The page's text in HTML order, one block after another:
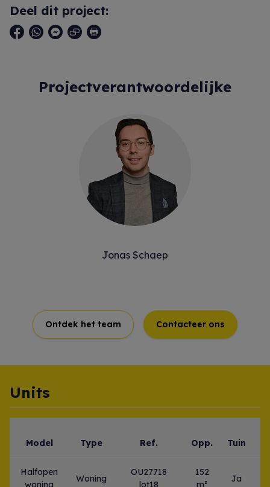
Deel dit project:
Projectverantwoordelijke
Jonas Schaep
Ontdek het team Contacteer ons
Units
Model Type Ref. Opp. Tuin
Halfopen
woning
Woning
OU27718
lot18
152
m²
Ja